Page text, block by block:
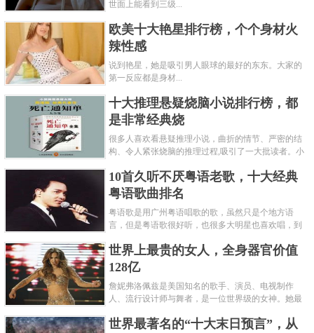
世面上能看到三级...
欧美十大艳星排行榜，个个身材火
辣性感
说到艳星，她是吸引男人眼球的最好的东东。大家的
第一反应都是身材...
十大推理悬疑烧脑小说排行榜，都
是非常经典烧
很多人喜欢看悬疑推理小说，曲折的情节、严密的结
构、令人紧张烧脑的推理过程,吸引了一大批读者。小
常烧脑的经典。 1.《死亡通......
10首久听不厌粤语老歌，十大经典
粤语歌曲排名
粤语歌是用广州粤语唱歌的歌，虽然只是个地方语
言，但是粤语歌很好听，也很多大明星也喜欢唱，到
语歌排行榜中选几首歌都是好......
世界上最贵的女人，全身器官价值
128亿
詹妮弗洛佩兹是美国知名的歌手、演员、电视制作
人、流行设计师与舞者，是一位世界级的女神。她最
堪称是世界上最贵的女人，如......
世界最著名的“十大末日预言”，从